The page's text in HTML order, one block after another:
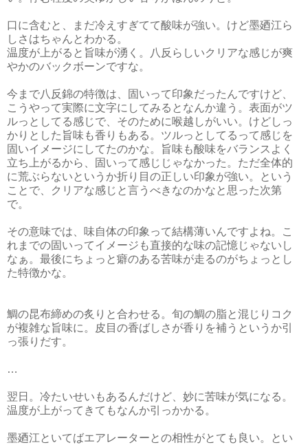
口に含むと、まだ冷えすぎてて酸味が強い。けど墨廼江ら
しさはちゃんとわかる。
温度が上がると旨味が湧く。八反らしいクリアな感じが爽
やかのバックボーンですな。
今まで八反錦の特徴は、固いって印象だったんですけど、
こうやって実際に文字にしてみるとなんか違う。表面がツ
ルっとしてる感じで、そのために喉越しがいい。けどしっ
かりとした旨味も香りもある。ツルっとしてるって感じを
固いイメージにしてたのかな。旨味も酸味をバランスよく
立ち上がるから、固いって感じじゃなかった。ただ全体的
に荒ぶらないというか折り目の正しい印象が強い。という
ことで、クリアな感じと言うべきなのかなと思った次第
で。
その意味では、味自体の印象って結構薄いんですよね。こ
れまでの固いってイメージも直接的な味の記憶じゃないし
なぁ。最後にちょっと癖のある苦味が走るのがちょっとし
た特徴かな。
鯛の昆布締めの炙りと合わせる。旬の鯛の脂と混じりコク
が複雑な旨味に。皮目の香ばしさが香りを補うというか引
っ張りだす。
…
翌日。冷たいせいもあるんだけど、妙に苦味が気になる。
温度が上がってきてもなんか引っかかる。
墨廼江といてばエアレーターとの相性がとても良い。とい